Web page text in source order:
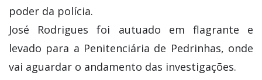
poder da polícia.
José Rodrigues foi autuado em flagrante e
levado para a Penitenciária de Pedrinhas, onde
vai aguardar o andamento das investigações.